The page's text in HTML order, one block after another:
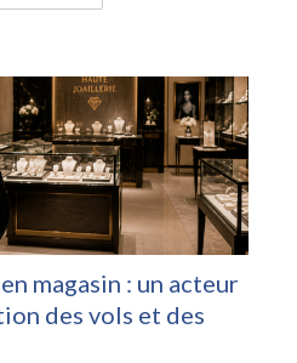
magasin : un acteur
des vols et des